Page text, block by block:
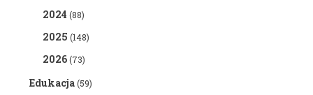
2024 (88)
2025 (148)
2026(73)
Edukacja(59)